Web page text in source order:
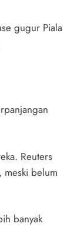
gugur Piala
Reuters
meski belum
banyak